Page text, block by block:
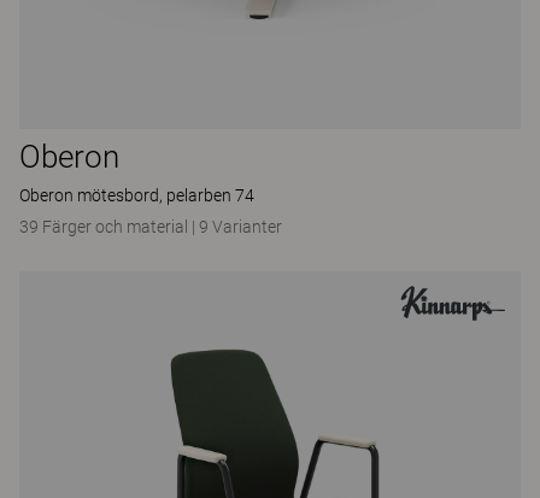
Oberon
Oberon mötesbord, pelarben 74
39 Färger och material | 9 Varianter